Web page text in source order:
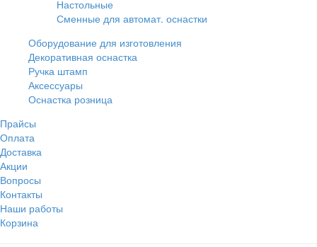
Настольные
Сменные для автомат. оснастки
Оборудование для изготовления
Декоративная оснастка
Ручка штамп
Аксессуары
Оснастка розница
Прайсы
Оплата
Доставка
Акции
Вопросы
Контакты
Наши работы
Корзина